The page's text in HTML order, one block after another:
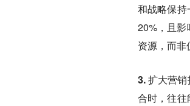
和战略保
20%，且
资源，而非
3. 扩大营销
合时，往